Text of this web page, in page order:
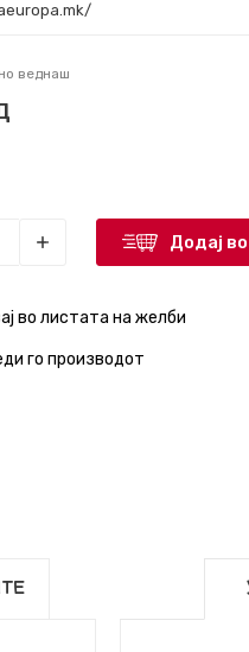
веднаш
Додај
во листата на желби
го производот